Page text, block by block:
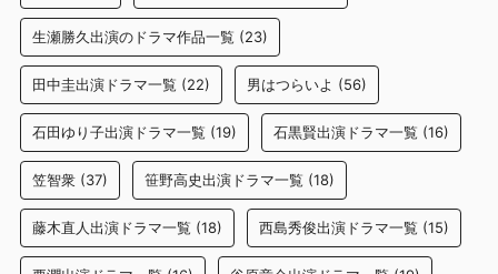
生瀬勝久出演のドラマ作品一覧 (23)
田中圭出演ドラマ一覧 (22) 男はつらいよ (56)
石田ゆり子出演ドラマ一覧 (19) 石黒賢出演ドラマ一覧 (16)
笠智衆 (37) 笹野高史出演ドラマ一覧 (18)
藤木直人出演ドラマ一覧 (18) 西島秀俊出演ドラマ一覧 (15)